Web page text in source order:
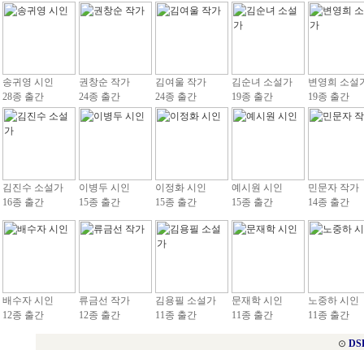
송귀영 시인
28종 출간
권창순 작가
24종 출간
김여울 작가
24종 출간
김순녀 소설가
19종 출간
변영희 소설
19종 출간
김진수 소설가
16종 출간
이병두 시인
15종 출간
이정화 시인
15종 출간
예시원 시인
15종 출간
민문자 작가
14종 출간
배수자 시인
12종 출간
류금선 작가
12종 출간
김용필 소설가
11종 출간
문재학 시인
11종 출간
노중하 시인
11종 출간
⊙